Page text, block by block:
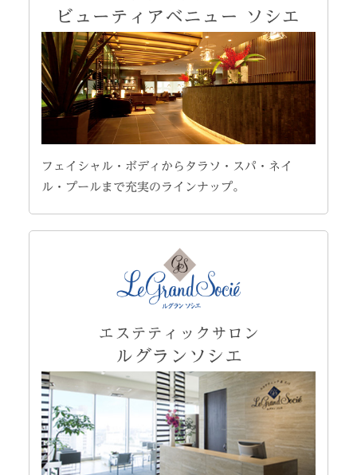
フェイシャル・ボディからタラソ・スパ・ネイ
ル・プールまで充実のラインナップ。